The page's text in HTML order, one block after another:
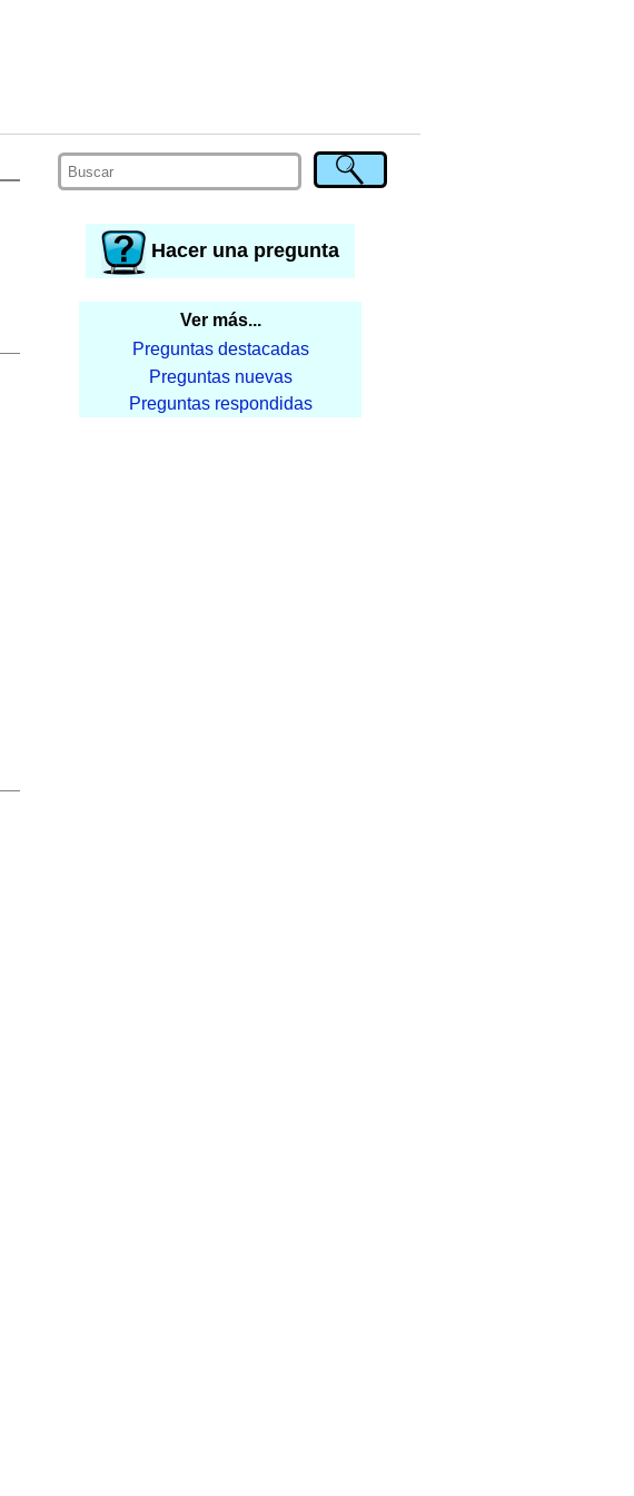
Hacer una pregunta
Ver más...
Preguntas destacadas
Preguntas nuevas
Preguntas respondidas